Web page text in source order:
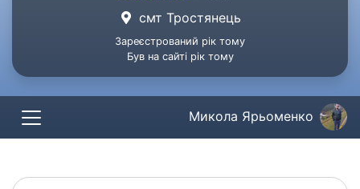
смт Тростянець
Зареєстрований рік тому
Був на сайті рік тому
Микола Ярьоменко